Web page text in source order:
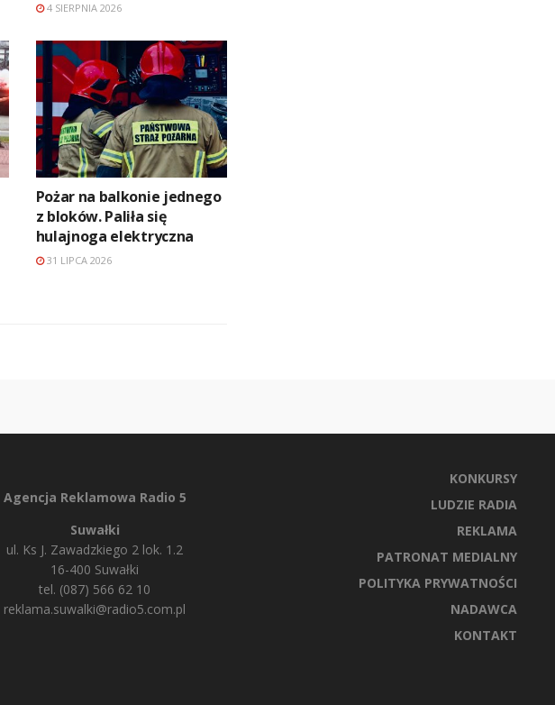
4 SIERPNIA 2026
Pożar na balkonie jednego
z bloków. Paliła się
hulajnoga elektryczna
31 LIPCA 2026
Agencja Reklamowa Radio 5
Suwałki
ul. Ks J. Zawadzkiego 2 lok. 1.2
16-400 Suwałki
tel. (087) 566 62 10
reklama.suwalki@radio5.com.pl
KONKURSY
LUDZIE RADIA
REKLAMA
PATRONAT MEDIALNY
POLITYKA PRYWATNOŚCI
NADAWCA
KONTAKT